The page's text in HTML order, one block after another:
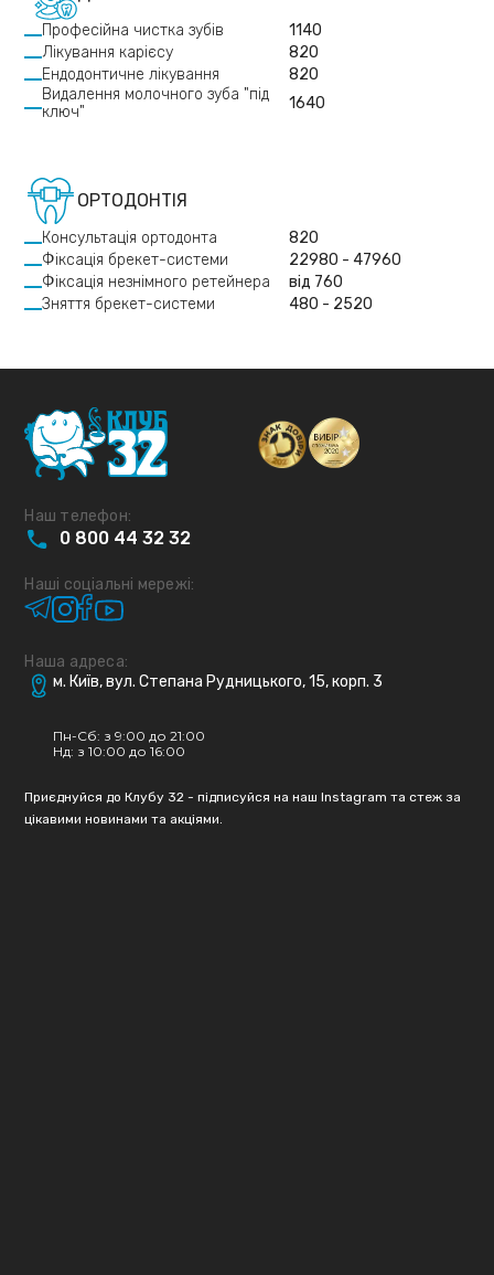
Професійна чистка зубів
1140
Лікування карієсу
820
Ендодонтичне лікування
820
Видалення молочного зуба "під
ключ"
1640
ОРТОДОНТІЯ
Консультація ортодонта
820
Фіксація брекет-системи
22980 - 47960
Фіксація незнімного ретейнера
від 760
Зняття брекет-системи
480 - 2520
Наш телефон:
0 800 44 32 32
Наші соціальні мережі:
Наша адреса:
м. Київ, вул. Степана Рудницького, 15, корп. 3
Пн-Сб: з 9:00 до 21:00
Нд: з 10:00 до 16:00
Приєднуйся до Клубу 32 - підписуйся на наш Instagram та стеж за
цікавими новинами та акціями.